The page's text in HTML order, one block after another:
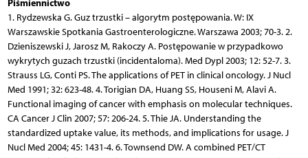
Piśmiennictwo
1. Rydzewska G. Guz trzustki – algorytm postępowania. W: IX
Warszawskie Spotkania Gastroenterologiczne. Warszawa 2003; 70-3. 2.
Dzieniszewski J, Jarosz M, Rakoczy A. Postępowanie w przypadkowo
wykrytych guzach trzustki (incidentaloma). Med Dypl 2003; 12: 52-7. 3.
Strauss LG, Conti PS. The applications of PET in clinical oncology. J Nucl
Med 1991; 32: 623-48. 4. Torigian DA, Huang SS, Houseni M, Alavi A.
Functional imaging of cancer with emphasis on molecular techniques.
CA Cancer J Clin 2007; 57: 206-24. 5. Thie JA. Understanding the
standardized uptake value, its methods, and implications for usage. J
Nucl Med 2004; 45: 1431-4. 6. Townsend DW. A combined PET/CT